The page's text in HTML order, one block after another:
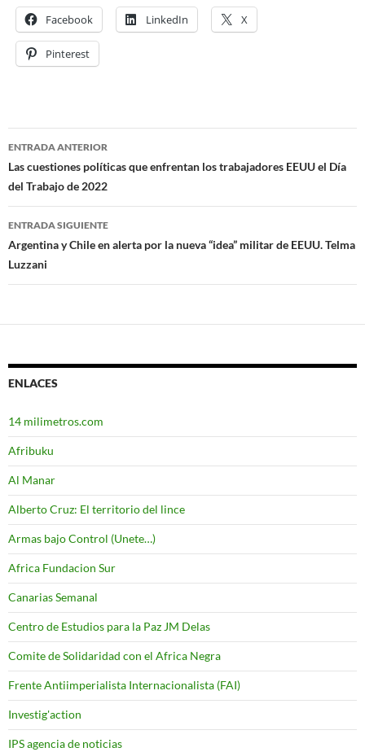
Facebook LinkedIn X
Pinterest
Navegación
de
entradas
ENTRADA ANTERIOR
Las cuestiones políticas que enfrentan los trabajadores EEUU el Día
del Trabajo de 2022
ENTRADA SIGUIENTE
Argentina y Chile en alerta por la nueva “idea” militar de EEUU. Telma
Luzzani
ENLACES
14 milimetros.com
Afribuku
Al Manar
Alberto Cruz: El territorio del lince
Armas bajo Control (Unete…)
Africa Fundacion Sur
Canarias Semanal
Centro de Estudios para la Paz JM Delas
Comite de Solidaridad con el Africa Negra
Frente Antiimperialista Internacionalista (FAI)
Investig'action
IPS agencia de noticias